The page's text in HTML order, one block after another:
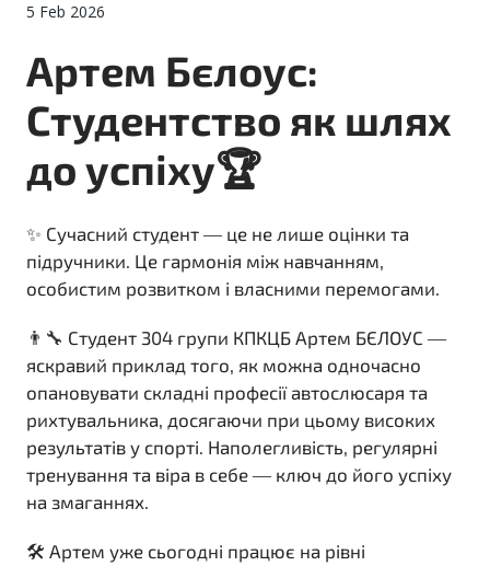
5 Feb 2026
Артем Бєлоус:
Студентство як шлях
до успіху🏆
✨ Сучасний студент — це не лише оцінки та
підручники. Це гармонія між навчанням,
особистим розвитком і власними перемогами.
👨‍🔧 Студент 304 групи КПКЦБ Артем БЄЛОУС —
яскравий приклад того, як можна одночасно
опановувати складні професії автослюсаря та
рихтувальника, досягаючи при цьому високих
результатів у спорті. Наполегливість, регулярні
тренування та віра в себе — ключ до його успіху
на змаганнях.
🛠 Артем уже сьогодні працює на рівні